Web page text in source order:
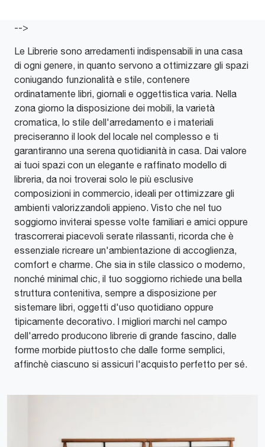
-->
Le Librerie sono arredamenti indispensabili in una casa
di ogni genere, in quanto servono a ottimizzare gli spazi
coniugando funzionalità e stile, contenere
ordinatamente libri, giornali e oggettistica varia. Nella
zona giorno la disposizione dei mobili, la varietà
cromatica, lo stile dell'arredamento e i materiali
preciseranno il look del locale nel complesso e ti
garantiranno una serena quotidianità in casa. Dai valore
ai tuoi spazi con un elegante e raffinato modello di
libreria, da noi troverai solo le più esclusive
composizioni in commercio, ideali per ottimizzare gli
ambienti valorizzandoli appieno. Visto che nel tuo
soggiorno inviterai spesse volte familiari e amici oppure
trascorrerai piacevoli serate rilassanti, ricorda che è
essenziale ricreare un'ambientazione di accoglienza,
comfort e charme. Che sia in stile classico o moderno,
nonché minimal chic, il tuo soggiorno richiede una bella
struttura contenitiva, sempre a disposizione per
sistemare libri, oggetti d'uso quotidiano oppure
tipicamente decorativo. I migliori marchi nel campo
dell'arredo producono librerie di grande fascino, dalle
forme morbide piuttosto che dalle forme semplici,
affinchè ciascuno si assicuri l'acquisto perfetto per sé.